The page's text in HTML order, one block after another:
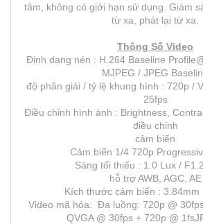
tâm, không có giới hạn sử dụng. Giám
từ xa, phát lại từ xa.
Thông Số Video
Định dạng nén : H.264 Baseline
MJPEG / JPEG
độ phân giải / tỷ lệ khung hình : 720p /
25fps
Điều chỉnh hình ảnh : Brightness,
điều chỉnh
cảm biến
Cảm biến 1/4 720p
Sáng tối thiểu : 1.0 Lux /
hỗ trợ AWB, AGC, AE
Kích thước cảm biến : 3.84mm
Video mã hóa: Đa luồng: 720p @
QVGA @ 30fps + 720p @